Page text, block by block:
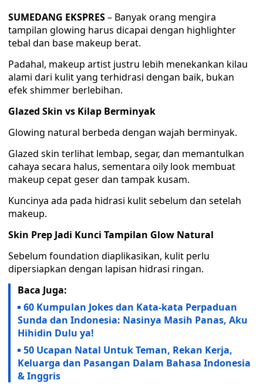
SUMEDANG EKSPRES– Banyak orang mengira
tampilan glowing harus dicapai dengan highlighter
tebal dan base makeup berat.
Padahal, makeup artist justru lebih menekankan kilau
alami dari kulit yang terhidrasi dengan baik, bukan
efek shimmer berlebihan.
Glazed Skin vs Kilap Berminyak
Glowing natural berbeda dengan wajah berminyak.
Glazed skin terlihat lembap, segar, dan memantulkan
cahaya secara halus, sementara oily look membuat
makeup cepat geser dan tampak kusam.
Kuncinya ada pada hidrasi kulit sebelum dan setelah
makeup.
Skin Prep Jadi Kunci Tampilan Glow Natural
Sebelum foundation diaplikasikan, kulit perlu
dipersiapkan dengan lapisan hidrasi ringan.
Baca Juga:
60 Kumpulan Jokes dan Kata-kata Perpaduan
Sunda dan Indonesia: Nasinya Masih Panas, Aku
Hihidin Dulu ya!
50 Ucapan Natal Untuk Teman, Rekan Kerja,
Keluarga dan Pasangan Dalam Bahasa Indonesia
& Inggris